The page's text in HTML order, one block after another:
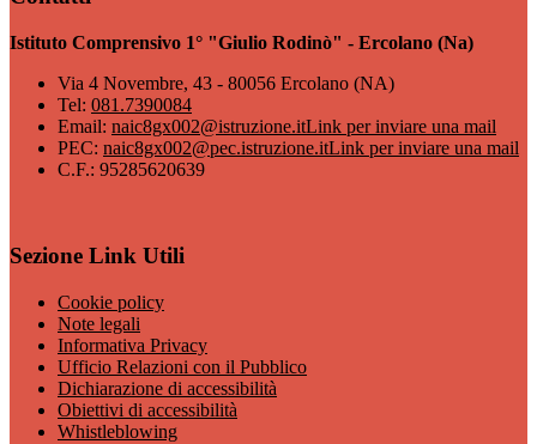
Istituto Comprensivo 1° "Giulio Rodinò" - Ercolano (Na)
Via 4 Novembre, 43 - 80056 Ercolano (NA)
Tel: 081.7390084
Email: naic8gx002@istruzione.itLink per inviare una mail
PEC: naic8gx002@pec.istruzione.itLink per inviare una mail
C.F.: 95285620639
Sezione Link Utili
Cookie policy
Note legali
Informativa Privacy
Ufficio Relazioni con il Pubblico
Dichiarazione di accessibilità
Obiettivi di accessibilità
Whistleblowing